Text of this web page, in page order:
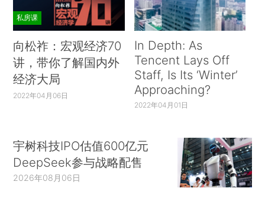
私房课
向松祚：宏观经济70
讲，带你了解国内外
经济大局
2022年04月06日
In Depth: As
Tencent Lays Off
Staff, Is Its ‘Winter’
Approaching?
2022年04月01日
宇树科技IPO估值600亿元
DeepSeek参与战略配售
2026年08月06日